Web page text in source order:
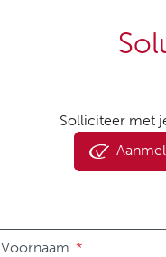
Solliciteer met
Voornaam *